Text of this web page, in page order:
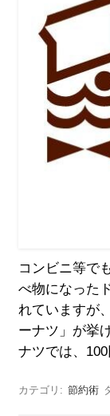
コンビニ等で
べ物になった
れていますが
ーナツ」が挙
ナツでは、
カテゴリ: 節約術